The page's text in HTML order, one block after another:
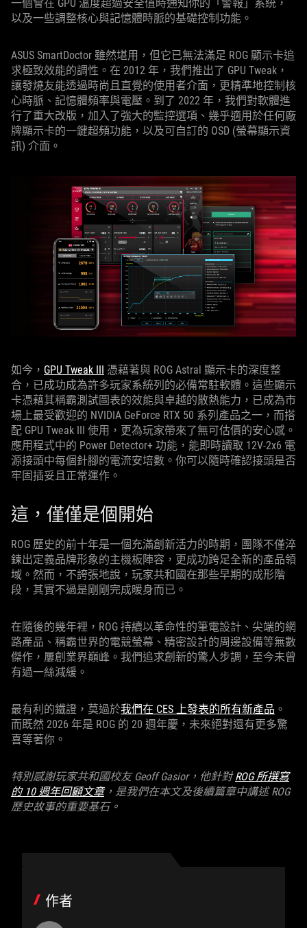
一個會在 GPU 溫度超過安全值時通知你的「警報」系統，
以及一些調整核心與記憶體時脈的基礎控制功能。
ASUS SmartDoctor 雖然堪用，但它已無法滿足 ROG 顯示卡追
求極致效能的調性。在 2012 年，我們推出了 GPU Tweak，
讓發燒友能透過時尚且直覺的使用者介面，更精準地控制核
心時脈、記憶體頻率與電壓。到了 2022 年，我們對軟體進
行了重大改版，加入了強大的監控選項、幾乎適用於任何廠
牌顯示卡的一鍵超頻功能，以及可自訂的 OSD (螢幕顯示資
訊) 介面。
如今， GPU Tweak III
憑藉著與 ROG Astral 顯示卡的深度整
合，已成功成為許多玩家系統列的必備常駐軟體。這些顯示
卡憑藉其稱霸測試圖表的效能與卓越的散熱能力，已成為市
場上最受歡迎的 NVIDIA GeForce RTX 50 系列產品之一，而搭
配 GPU Tweak III 使用，更為玩家帶來了無可估價的安心感。
應用程式中的 Power Detector+ 功能，能即時讀取 12V-2x6 電
源接頭中每個針腳的電流安培數。你可以隨時確認接頭是否
牢固插妥且正常運作。
這，僅僅是個開始
ROG 歷史的前十年是一個充滿創新活力的時期，團隊不僅淬
鍊出定義品牌形象的主機板陣容，更成功跨足全新的產品領
域。然而，不誇張地說，玩家共和國在那些早期的成形階
段，其實不過是剛剛完成暖身而已。
在隨後的幾年裡，ROG 持續以革命性的筆電設計、尖端的網
路產品、稱霸世界的電競螢幕、精密設計的周邊設備等無數
傑作，屢創業界巔峰。我們追求創新的驚人步調，至今未曾
有過一絲減緩。
最有利的鐵證，莫過於我們在 CES 上發表的所有新產品 。
而既然 2026 年是 ROG 的 20 週年慶，未來絕對還有更多驚
喜等著你。
特別感謝玩家共和國校友 Geoff Gasior，他針對ROG 所撰寫
的 10 週年回顧文章，是我們在本文及後續篇章中講述 ROG
歷史故事的重要基石。
作者